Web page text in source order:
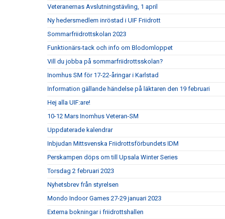
Veteranernas Avslutningstävling, 1 april
Ny hedersmedlem inröstad i UIF Friidrott
Sommarfriidrottskolan 2023
Funktionärs-tack och info om Blodomloppet
Vill du jobba på sommarfriidrottsskolan?
Inomhus SM för 17-22-åringar i Karlstad
Information gällande händelse på läktaren den 19 februari
Hej alla UIF:are!
10-12 Mars Inomhus Veteran-SM
Uppdaterade kalendrar
Inbjudan Mittsvenska Friidrottsförbundets IDM
Perskampen döps om till Upsala Winter Series
Torsdag 2 februari 2023
Nyhetsbrev från styrelsen
Mondo Indoor Games 27-29 januari 2023
Externa bokningar i friidrottshallen